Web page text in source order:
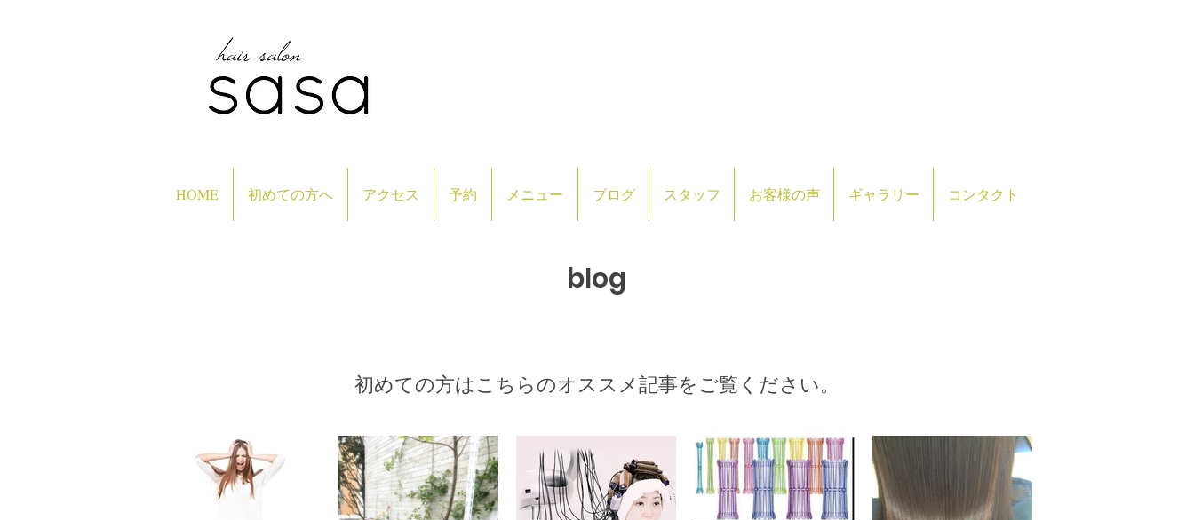
HOME 初めての方へ アクセス 予約 メニュー ブログ スタッフ お客様の声 ギャラリー コンタクト
​blog
​初めての方はこちらのオススメ記事をご覧ください。